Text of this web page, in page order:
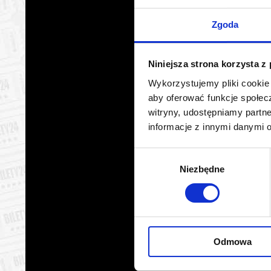
Zgoda
Niniejsza strona korzysta z
Wykorzystujemy pliki cookie
aby oferować funkcje
witryny, udostępniamy
informacje z innymi danymi
Niezbędne
Odmowa